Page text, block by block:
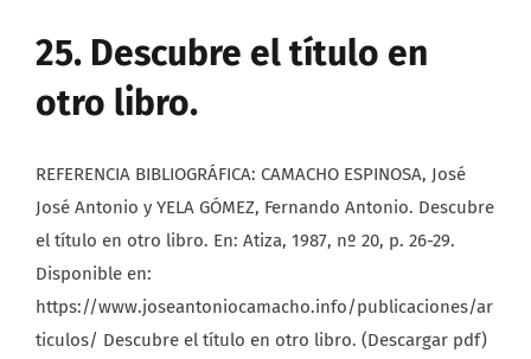
25. Descubre el título en
otro libro.
REFERENCIA BIBLIOGRÁFICA: CAMACHO ESPINOSA, José
José Antonio y YELA GÓMEZ, Fernando Antonio. Descubre
el título en otro libro. En: Atiza, 1987, nº 20, p. 26-29.
Disponible en:
https://www.joseantoniocamacho.info/publicaciones/ar
ticulos/ Descubre el título en otro libro. (Descargar pdf)